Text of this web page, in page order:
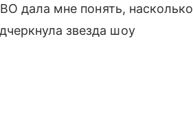
дала мне понять, насколько
звезда шоу